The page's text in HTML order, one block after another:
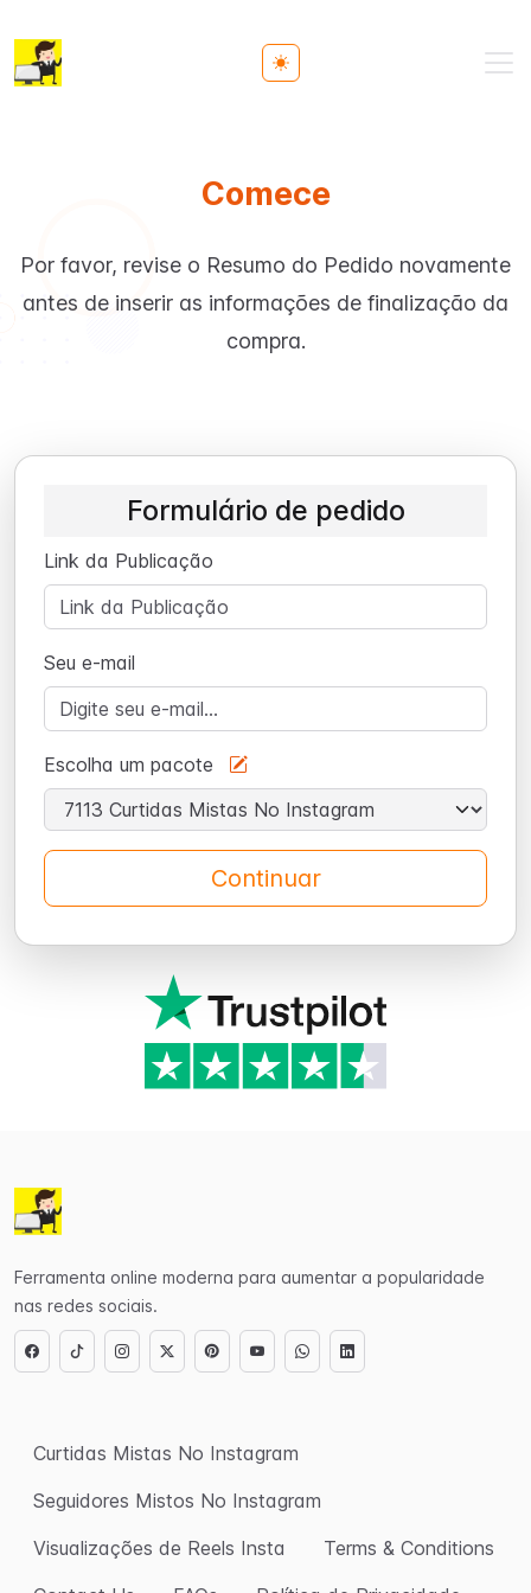
Toggle theme
Comece
Por favor, revise o Resumo do Pedido novamente
antes de inserir as informações de finalização da
compra.
Formulário de pedido
Link da Publicação
Seu e-mail
Escolha um pacote
Continuar
Ferramenta online moderna para aumentar a popularidade
nas redes sociais.
Curtidas Mistas No Instagram
Seguidores Mistos No Instagram
Visualizações de Reels Insta
Terms & Conditions